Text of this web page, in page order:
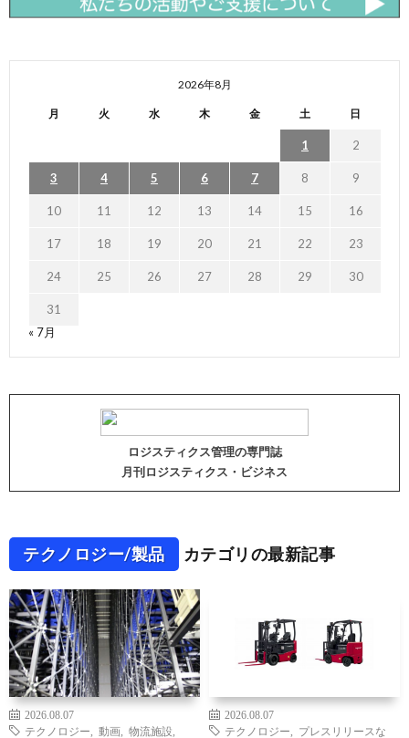
2026年8月
月 火 水 木 金 土 日
1 2
3 4 5 6 7 8 9
10 11 12 13 14 15 16
17 18 19 20 21 22 23
24 25 26 27 28 29 30
31
« 7月
ロジスティクス管理の専門誌
月刊ロジスティクス・ビジネス
テクノロジー/製品 カテゴリの最新記事
2026.08.07
テクノロジー
動画 物流施設
2026.08.07
テクノロジー
プレスリリースな